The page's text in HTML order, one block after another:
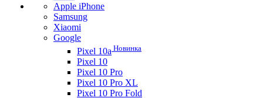
Apple iPhone
Samsung
Xiaomi
Google
Pixel 10a Новинка
Pixel 10
Pixel 10 Pro
Pixel 10 Pro XL
Pixel 10 Pro Fold